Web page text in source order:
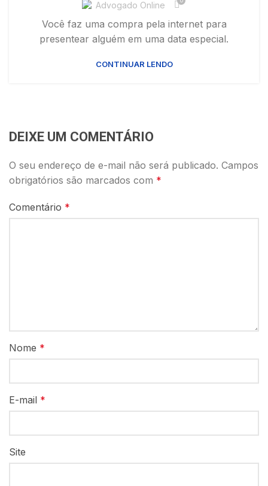
Advogado Online
Você faz uma compra pela internet para
presentear alguém em uma data especial.
CONTINUAR LENDO
DEIXE UM COMENTÁRIO
O seu endereço de e-mail não será publicado. Campos
obrigatórios são marcados com *
Comentário *
Nome *
E-mail *
Site